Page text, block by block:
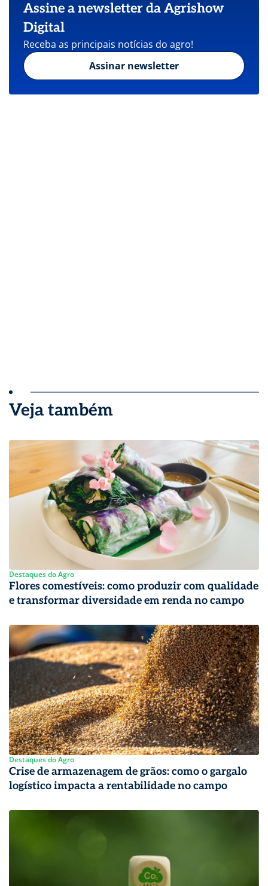
Assine a newsletter da Agrishow
Digital
Receba as principais notícias do agro!
Assinar newsletter
Veja também
Destaques do Agro
Flores comestíveis: como produzir com qualidade
e transformar diversidade em renda no campo
Destaques do Agro
Crise de armazenagem de grãos: como o gargalo
logístico impacta a rentabilidade no campo